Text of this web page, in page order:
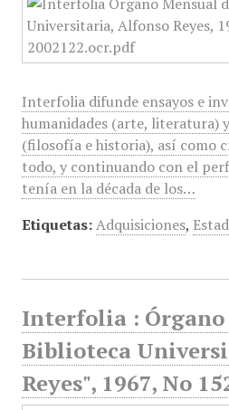
Interfolia difunde ensayos e
humanidades (arte, literatura)
(filosofía e historia), así como
todo, y continuando con el
tenía en la década de los…
Etiquetas: Adquisiciones,
Interfolia : Órgano
Biblioteca
Reyes", 1967, No